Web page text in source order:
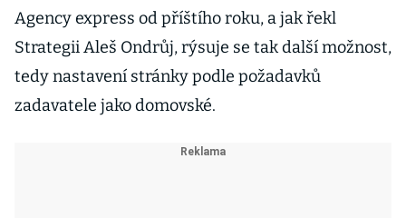
Agency express od příštího roku, a jak řekl
Strategii Aleš Ondrůj, rýsuje se tak další možnost,
tedy nastavení stránky podle požadavků
zadavatele jako domovské.